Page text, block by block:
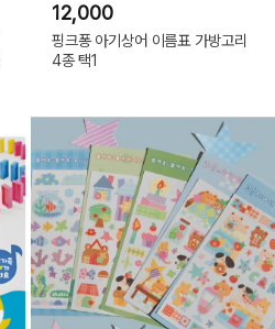
12,000
핑크퐁 아기상어 이름표 가방고리
4종 택1